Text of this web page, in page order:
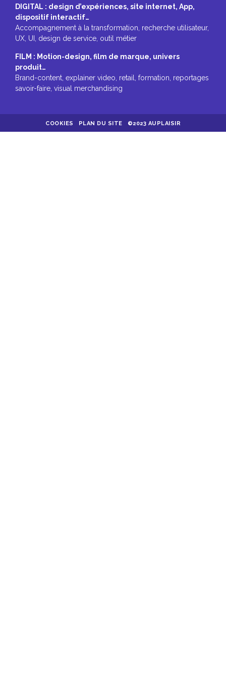
DIGITAL : design d’expériences, site internet, App,
dispositif interactif…
Accompagnement à la transformation, recherche utilisateur,
UX, UI, design de service, outil métier
FILM : Motion-design, film de marque, univers
produit…
Brand-content, explainer video, retail, formation, reportages
savoir-faire, visual merchandising
COOKIES PLAN DU SITE ©2023 AUPLAISIR